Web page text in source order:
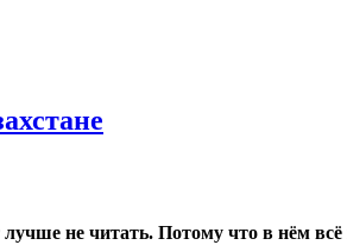
не читать. Потому что в нём